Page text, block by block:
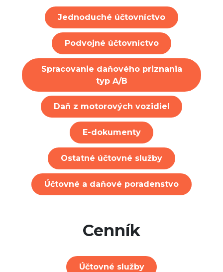
Jednoduché účtovníctvo
Podvojné účtovníctvo
Spracovanie daňového priznania
typ A/B
Daň z motorových vozidiel
E-dokumenty
Ostatné účtovné služby
Účtovné a daňové poradenstvo
Cenník
Účtovné služby